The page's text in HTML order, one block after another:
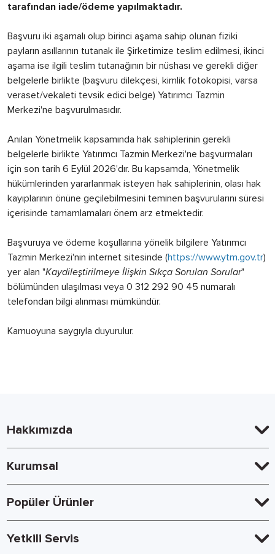
tarafından iade/ödeme yapılmaktadır.
Başvuru iki aşamalı olup birinci aşama sahip olunan fiziki
payların asıllarının tutanak ile Şirketimize teslim edilmesi, ikinci
aşama ise ilgili teslim tutanağının bir nüshası ve gerekli diğer
belgelerle birlikte (başvuru dilekçesi, kimlik fotokopisi, varsa
veraset/vekaleti tevsik edici belge) Yatırımcı Tazmin
Merkezi'ne başvurulmasıdır.
Anılan Yönetmelik kapsamında hak sahiplerinin gerekli
belgelerle birlikte Yatırımcı Tazmin Merkezi'ne başvurmaları
için son tarih 6 Eylül 2026'dır. Bu kapsamda, Yönetmelik
hükümlerinden yararlanmak isteyen hak sahiplerinin, olası hak
kayıplarının önüne geçilebilmesini teminen başvurularını süresi
içerisinde tamamlamaları önem arz etmektedir.
Başvuruya ve ödeme koşullarına yönelik bilgilere Yatırımcı
Tazmin Merkezi'nin internet sitesinde (https://www.ytm.gov.tr)
yer alan "Kaydileştirilmeye İlişkin Sıkça Sorulan Sorular"
bölümünden ulaşılması veya 0 312 292 90 45 numaralı
telefondan bilgi alınması mümkündür.
Kamuoyuna saygıyla duyurulur.
Hakkımızda
Kurumsal
Popüler Ürünler
Yetkili Servis